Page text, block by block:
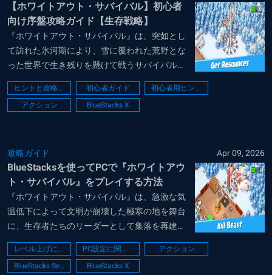
【ホワイトアウト・サバイバル】初心者
向け序盤攻略ガイド【生存戦略】
『ホワイトアウト・サバイバル』は、突如とし
て訪れた氷河期により、雪に覆われた荒野とな
った世界で生き残りを懸けて戦うサバイバルシ
ミュレーションです。プレイヤーは限られた資
源をやりくりしながら、暖房設備の維持や避難
所の建設を行い、生存者たちの健康と幸福を守
ヒントと攻略法 初心者ガイド
初心者用ヒント
アクション
BlueStacks X
攻略ガイド Apr 09, 2026
BlueStacksを使ってPCで『ホワイトアウ
ト・サバイバル』をプレイする方法
『ホワイトアウト・サバイバル』は、急激な気
温低下によって文明が崩壊した極寒の地を舞台
に、生存者たちのリーダーとして集落を再建し
ていく戦略シミュレーションゲームです。限ら
れた資源を管理しながら、厳しい寒さを凌ぐた
めの大焚き火の維持や施設のアップグレードを
レベル上げに関するガイド PC設定に関するガイド
アクション
BlueStacks Setup
BlueStacks X